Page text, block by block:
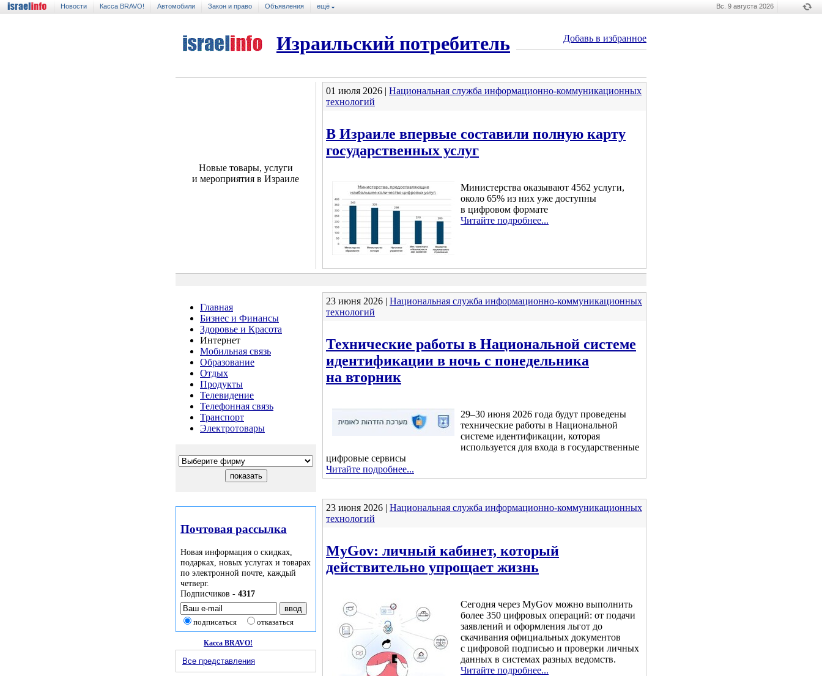
Новости Касса BRAVO! Автомобили Закон и право Объявления ещё Вс. 9 августа 2026
Израильский потребитель Добавь в избранное
Новые товары, услуги
и мероприятия в Израиле
01 июля 2026 | Национальная служба информационно-коммуникационных
технологий
В Израиле впервые составили полную карту
государственных услуг
Министерства оказывают 4562 услуги,
около 65% из них уже доступны
в цифровом формате
Читайте подробнее...
Главная
Бизнес и Финансы
Здоровье и Красота
Интернет
Мобильная связь
Образование
Отдых
Продукты
Телевидение
Телефонная связь
Транспорт
Электротовары
Почтовая рассылка
Новая информация о скидках,
подарках, новых услугах и товарах
по электронной почте, каждый
четверг.
Подписчиков - 4317
подписаться отказаться
Касса BRAVO!
Все представления
23 июня 2026 | Национальная служба информационно-коммуникационных
технологий
Технические работы в Национальной системе
идентификации в ночь с понедельника
на вторник
29–30 июня 2026 года будут проведены
технические работы в Национальной
системе идентификации, которая
используется для входа в государственные
цифровые сервисы
Читайте подробнее...
23 июня 2026 | Национальная служба информационно-коммуникационных
технологий
MyGov: личный кабинет, который
действительно упрощает жизнь
Сегодня через MyGov можно выполнить
более 350 цифровых операций: от подачи
заявлений и оформления льгот до
скачивания официальных документов
с цифровой подписью и проверки личных
данных в системах разных ведомств.
Читайте подробнее...